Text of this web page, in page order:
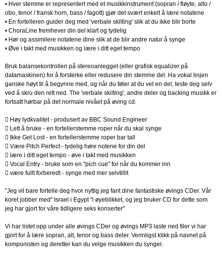
• Hver stemme er representert med et musikkinstrument (sopran / fløyte, alto /
obo, tenor / fransk horn, bass / fagott) gjør det svært enkelt å lære notatene
• En fortelleren guider deg med 'verbale skilting' slik at du ikke blir borte
• ChoraLine fremhever din del klart og tydelig
• Hør og assimilere notatene dine slik at de blir andre natur å synge
• Øve i takt med musikken og lære i ditt eget tempo
Bruk balansekontrollen på stereoanlegget (eller grafisk equalizer på
datamaskinen) for å forsterke eller redusere din stemme del. Ha vokal linjen
ganske høyt til å begynne med, og når du føler at du vet en del, teste deg selv
ved å skru den rett ned. The 'verbale skilting', andre deler og backing musikk er
fortsatt hørbar på det normale nivået på øving cd.
 Høy lydkvalitet - produsert av BBC Sound Engineer
 Lett å bruke - en fortellerstemme roper når du skal synge
 Ikke Get Lost - en fortellerstemme roper bar tall
 Være Pitch Perfect - tydelig høre notene for din del
 lære i ditt eget tempo - øve i takt med musikken
 Vocal Entry - bruke som en "pich cue" for når du kommer inn
 være fullt forberedt - synge med mer selvtillit
"Jeg vil bare fortelle deg hvor nyttig jeg fant dine fantastiske øvings CDer. Vår
koret jobber med" Israel i Egypt "i øyeblikket, og jeg bruker CD for dette som
jeg har gjort for våre tidligere seks konserter"
Vi har listet opp under alle øvings CDer og øvings MP3 laste ned filer vi har
gjort for å lære sopran, alt, tenor og bass deler. Vennligst klikk på navnet på
komponisten og deretter kan du velge musikken du synger.